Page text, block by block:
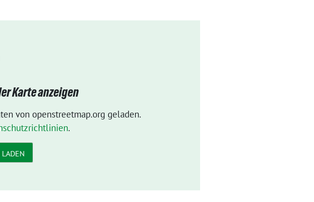
Karte anzeigen
von openstreetmap.org geladen.
.